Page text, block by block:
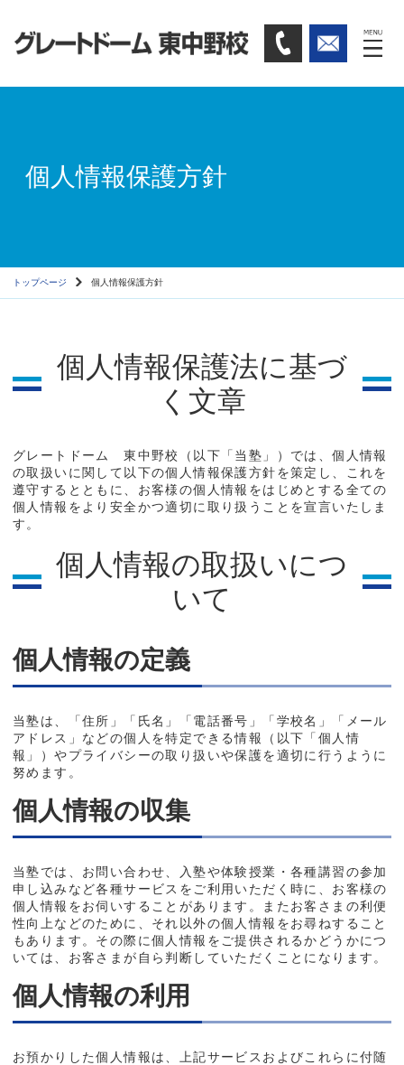
個人情報保護方針
トップページ 個人情報保護方針
個人情報保護法に基づ
く文章
グレートドーム 東中野校（以下「当塾」）では、個人情報
の取扱いに関して以下の個人情報保護方針を策定し、これを
遵守するとともに、お客様の個人情報をはじめとする全ての
個人情報をより安全かつ適切に取り扱うことを宣言いたしま
す。
個人情報の取扱いにつ
いて
個人情報の定義
当塾は、「住所」「氏名」「電話番号」「学校名」「メール
アドレス」などの個人を特定できる情報（以下「個人情
報」）やプライバシーの取り扱いや保護を適切に行うように
努めます。
個人情報の収集
当塾では、お問い合わせ、入塾や体験授業・各種講習の参加
申し込みなど各種サービスをご利用いただく時に、お客様の
個人情報をお伺いすることがあります。またお客さまの利便
性向上などのために、それ以外の個人情報をお尋ねすること
もあります。その際に個人情報をご提供されるかどうかにつ
いては、お客さまが自ら判断していただくことになります。
個人情報の利用
お預かりした個人情報は、上記サービスおよびこれらに付随